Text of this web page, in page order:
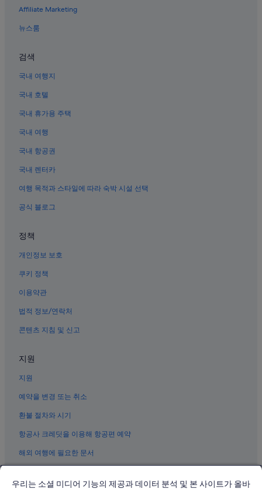
Affiliate Marketing
뉴스룸
검색
국내 여행지
국내 호텔
국내 휴가용 주택
국내 여행
국내 항공권
국내 렌터카
여행 목적과 스타일에 따라 숙박 시설 선택
공식 블로그
정책
개인정보 보호
쿠키 정책
이용약관
법적 정보/연락처
콘텐츠 지침 및 신고
지원
지원
예약을 변경 또는 취소
환불 절차와 시기
항공사 크레딧을 이용해 항공편 예약
해외 여행에 필요한 문서
우리는 소셜 미디어 기능의 제공과 데이터 분석 및 본 사이트가 올바